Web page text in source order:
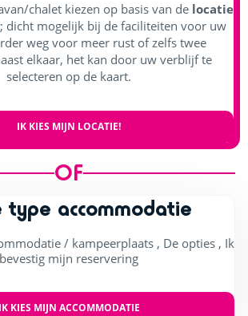
chalet kiezen op basis van delocatie
; dicht mogelijk bij de faciliteiten voor uw
weg voor meer rust of zelfs twee
elkaar, het kan door uw verblijf te
selecteren op de kaart.
IK KIES MIJN LOCATIE!
OF
type accommodatie
/ kampeerplaats , De opties , Ik
bevestig mijn reservering
IK KIES MIJN ACCOMMODATIE